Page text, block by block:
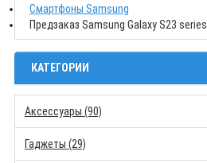
Смартфоны Samsung
Предзаказ Samsung Galaxy S23 series
КАТЕГОРИИ
Аксессуары (90)
Гаджеты (29)